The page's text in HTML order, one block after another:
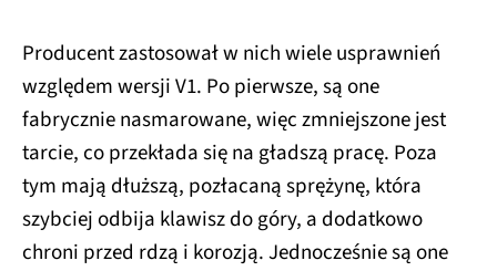
Producent zastosował w nich wiele usprawnień
względem wersji V1. Po pierwsze, są one
fabrycznie nasmarowane, więc zmniejszone jest
tarcie, co przekłada się na gładszą pracę. Poza
tym mają dłuższą, pozłacaną sprężynę, która
szybciej odbija klawisz do góry, a dodatkowo
chroni przed rdzą i korozją. Jednocześnie są one